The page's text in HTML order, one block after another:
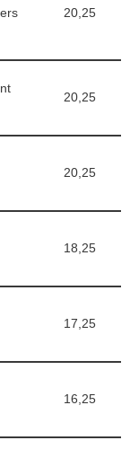
20,25
20,25
20,25
18,25
17,25
16,25